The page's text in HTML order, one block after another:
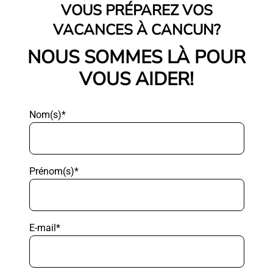
VOUS PRÉPAREZ VOS
VACANCES À CANCUN?
NOUS SOMMES LÀ POUR
VOUS AIDER!
Nom(s)*
Prénom(s)*
E-mail*